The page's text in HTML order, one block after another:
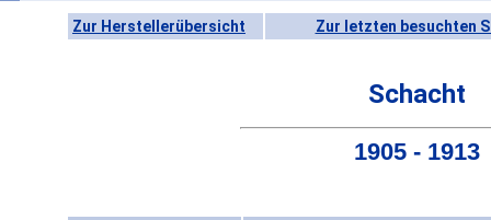
Zur Herstellerübersicht Zur letzten besuchten
Schacht
1905 - 1913